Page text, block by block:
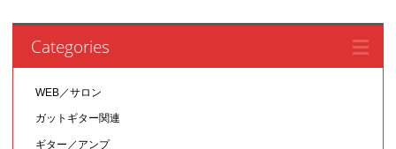
Categories
WEB／サロン
ガットギター関連
ギター／アンプ